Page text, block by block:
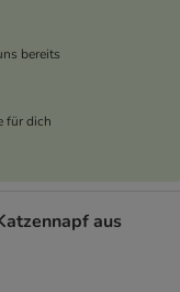
bereits
für dich
aus